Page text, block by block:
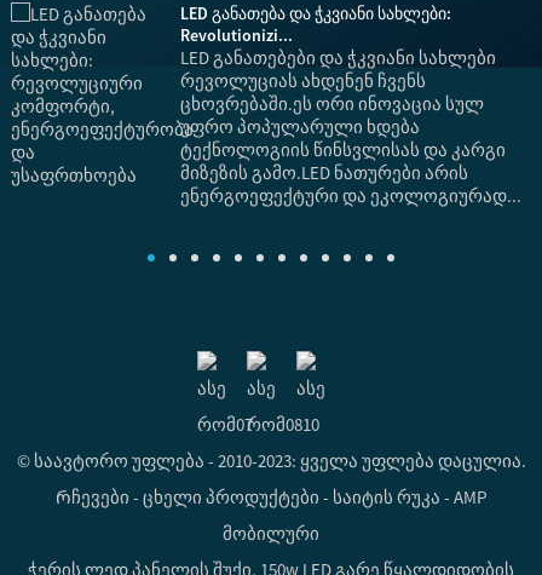
LED განათება და ჭკვიანი სახლები:
Revolutionizi...
LED განათებები და ჭკვიანი სახლები
რევოლუციას ახდენენ ჩვენს
ცხოვრებაში.ეს ორი ინოვაცია სულ
უფრო პოპულარული ხდება
ტექნოლოგიის წინსვლისას და კარგი
მიზეზის გამო.LED ნათურები არის
ენერგოეფექტური და ეკოლოგიურად...
© საავტორო უფლება - 2010-2023: ყველა უფლება დაცულია.
Რჩევები - ცხელი პროდუქტები - საიტის რუკა - AMP
მობილური
ჭერის ლედ პანელის შუქი, 150w LED გარე წყალდიდობის